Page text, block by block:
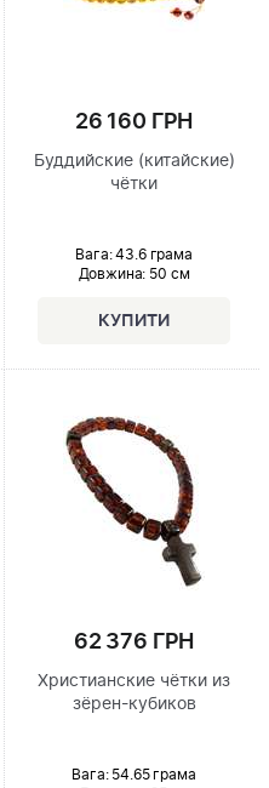
26 160 ГРН
Буддийские (китайские)
чётки
Вага: 43.6 грама
Довжина: 50 см
62 376 ГРН
Христианские чётки из
зёрен-кубиков
Вага: 54.65 грама